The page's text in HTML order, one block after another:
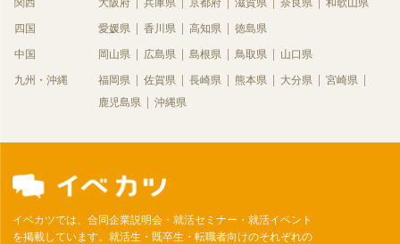
関西 大阪府 兵庫県 京都府 滋賀県 奈良県 和歌山県
四国 愛媛県 香川県 高知県 徳島県
中国 岡山県 広島県 島根県 鳥取県 山口県
九州・沖縄 福岡県 佐賀県 長崎県 熊本県 大分県
宮崎県
鹿児島県
沖縄県
イベカツでは、合同企業説明会・就活セミナー・就活イベント
を掲載しています。就活生・既卒生・転職者向けのそれぞれの